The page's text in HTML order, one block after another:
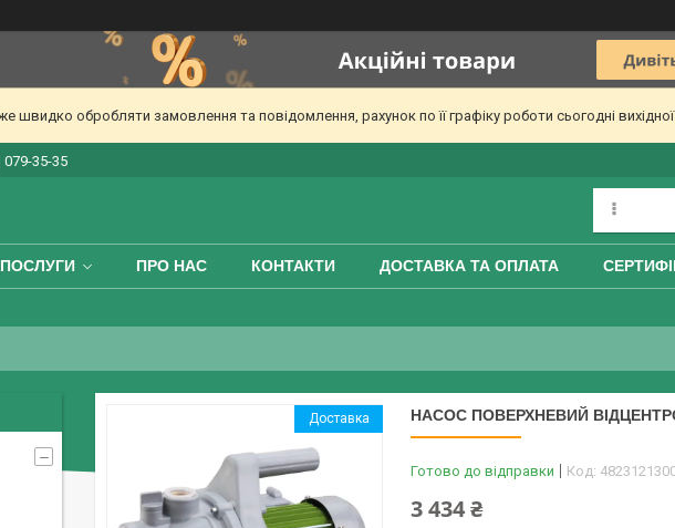
швидко обробляти замовлення та повідомлення, рахунок по її графіку роботи сьогодні
079-35-35
ПРО НАС КОНТАКТИ ДОСТАВКА ТА ОПЛАТА
Доставка НАСОС ПОВЕРХНЕВИЙ
Готово до відправки Код:
3 434 ₴